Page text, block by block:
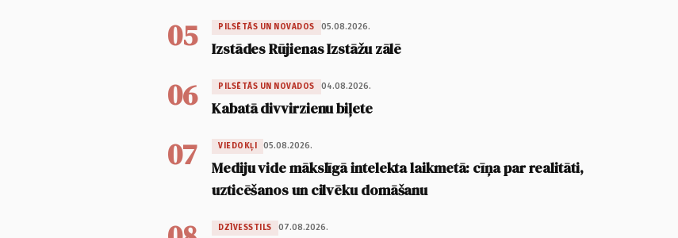
05 PILSĒTĀS UN NOVADOS 05.08.2026.
Izstādes Rūjienas Izstāžu zālē
06 PILSĒTĀS UN NOVADOS 04.08.2026.
Kabatā divvirzienu biļete
07 VIEDOKĻI 05.08.2026.
Mediju vide mākslīgā intelekta laikmetā: cīņa par realitāti,
uzticēšanos un cilvēku domāšanu
DZĪVESSTILS 07.08.2026.